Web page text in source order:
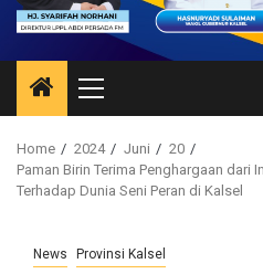
Primary
Menu
Home 2024 Juni
20
Paman Birin Terima Penghargaan dari
Terhadap Dunia Seni Peran di Kalsel
News Provinsi Kalsel